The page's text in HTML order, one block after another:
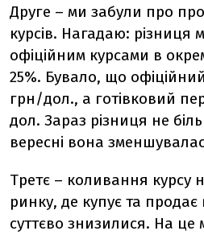
Друге – ми забули про
курсів. Нагадаю: різниця
офіційним курсами в
25%. Бувало, що
грн/дол., а готівковий
дол. Зараз різниця не
вересні вона
Третє – коливання курсу
ринку, де купує та
суттєво знизилися. На це